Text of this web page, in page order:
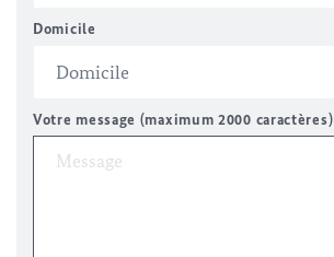
Domicile
Votre message (maximum 2000 caractères)